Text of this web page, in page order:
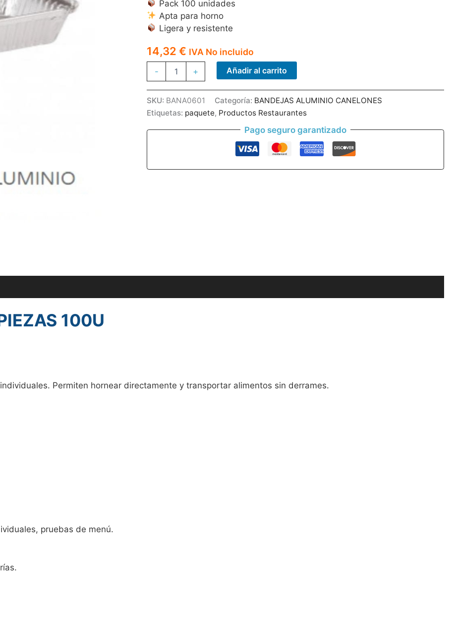
Pack 100 unidades
Apta para horno
Ligera y resistente
14,32€ IVA No incluido
-
ALUMINIO
PIEZAS
100U
cantidad
+ Añadir al carrito
SKU: BANA0601 Categoría: BANDEJAS ALUMINIO CANELONES
Etiquetas: paquete, Productos Restaurantes
Pago seguro garantizado
100U
Permiten hornear directamente y transportar alimentos sin derrames.
pruebas de menú.